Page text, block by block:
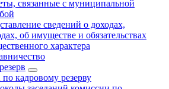
связанные с муниципальной
сведений о доходах,
об имуществе и обязательствах
характера
кадровому резерву